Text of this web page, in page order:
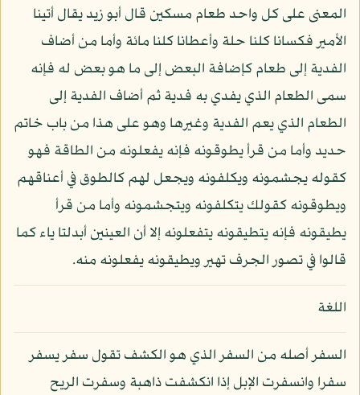
المعنى على كل واحد طعام مسكين قال أبو زيد يقال أتينا
الأمير فكسانا كلنا حلة وأعطانا كلنا مائة وأما من أضاف
الفدية إلى طعام كإضافة البعض إلى ما هو بعض له فإنه
سمى الطعام الذي يفدي به فدية ثم أضاف الفدية إلى
الطعام الذي يعم الفدية وغيرها وهو على هذا من باب خاتم
حديد وأما من قرأ يطوقونه فإنه يفعلونه من الطاقة فهو
كقوله يجشمونه ويكلفونه ويجعل لهم كالطوق في أعناقهم
ويطوقونه كقولك يتكلفونه ويتجشمونه وأما من قرأ
يطيقونه فإنه يتطيقونه يتفعلونه إلا أن العينين أبدلتا ياء كما
قالوا في تصور الجرف تهير ويطيقونه يفعلونه منه.
اللغة
السفر أصله من السفر الذي هو الكشف تقول سفر يسفر
سفرا وانسفرت الإبل إذا انكشفت ذاهبة وسفرت الريح